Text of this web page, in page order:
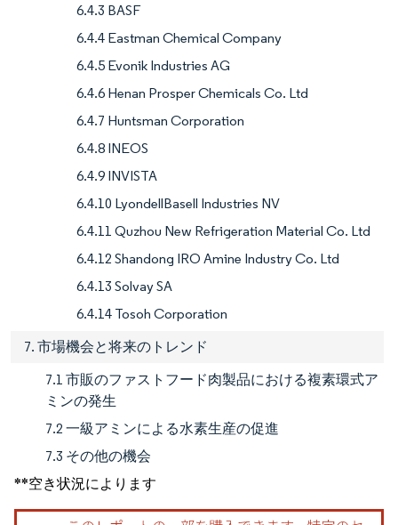
6.4.3 BASF
6.4.4 Eastman Chemical Company
6.4.5 Evonik Industries AG
6.4.6 Henan Prosper Chemicals Co. Ltd
6.4.7 Huntsman Corporation
6.4.8 INEOS
6.4.9 INVISTA
6.4.10 LyondellBasell Industries NV
6.4.11 Quzhou New Refrigeration Material Co. Ltd
6.4.12 Shandong IRO Amine Industry Co. Ltd
6.4.13 Solvay SA
6.4.14 Tosoh Corporation
7. 市場機会と将来のトレンド
7.1 市販のファストフード肉製品における複素環式ア
ミンの発生
7.2 一級アミンによる水素生産の促進
7.3 その他の機会
**空き状況によります